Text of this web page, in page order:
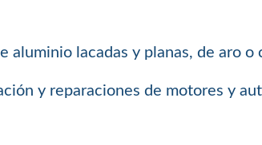
lacadas y planas, de aro o
y reparaciones de motores y